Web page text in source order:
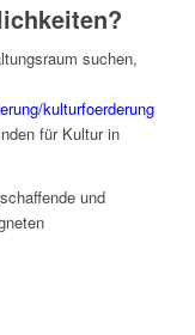
suchen,
kulturfoerderung-
für Kultur in
und